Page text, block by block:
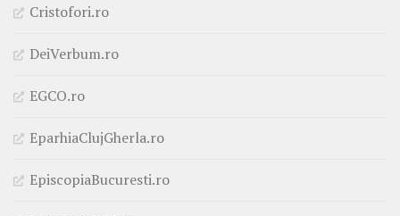
Cristofori.ro
DeiVerbum.ro
EGCO.ro
EparhiaClujGherla.ro
EpiscopiaBucuresti.ro